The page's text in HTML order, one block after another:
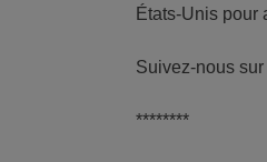
États-Unis pour
Suivez-nous
********